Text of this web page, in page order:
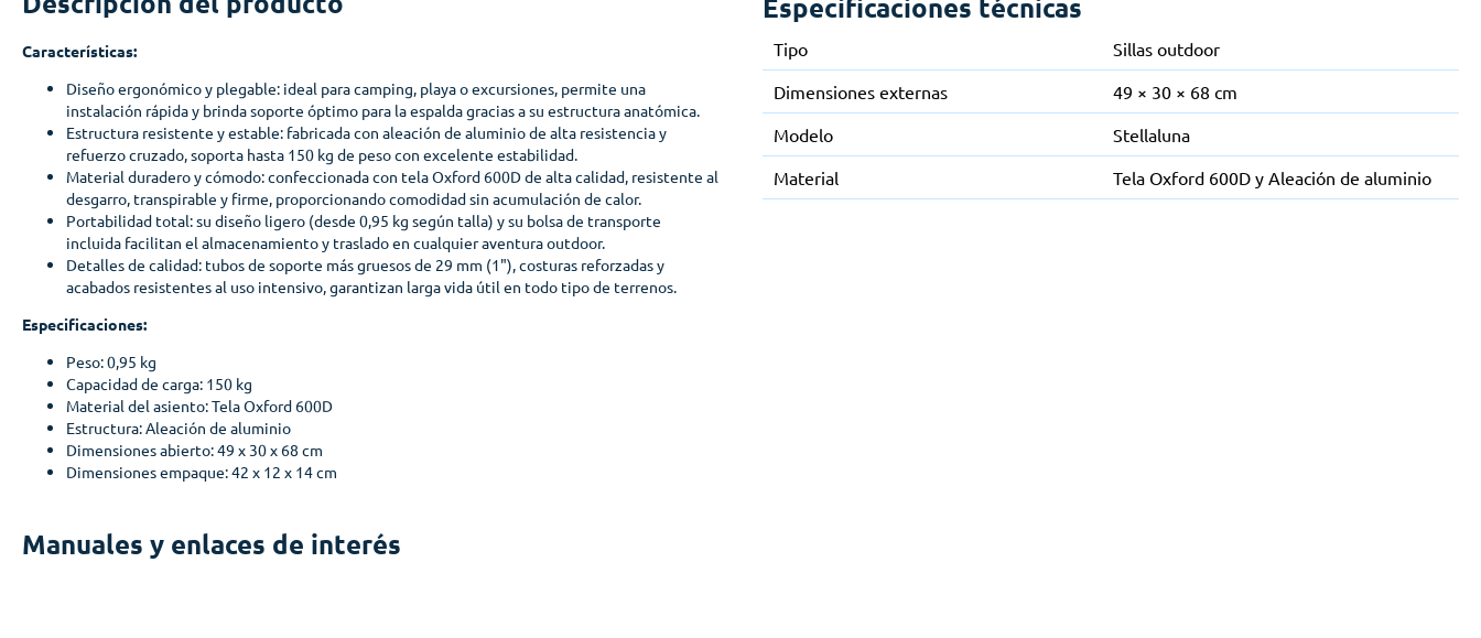
Características:
Diseño ergonómico y plegable: ideal para camping, playa o excursiones, permite una
instalación rápida y brinda soporte óptimo para la espalda gracias a su estructura anatómica.
Estructura resistente y estable: fabricada con aleación de aluminio de alta resistencia y
refuerzo cruzado, soporta hasta 150 kg de peso con excelente estabilidad.
Material duradero y cómodo: confeccionada con tela Oxford 600D de alta calidad, resistente al
desgarro, transpirable y firme, proporcionando comodidad sin acumulación de calor.
Portabilidad total: su diseño ligero (desde 0,95 kg según talla) y su bolsa de transporte
incluida facilitan el almacenamiento y traslado en cualquier aventura outdoor.
Detalles de calidad: tubos de soporte más gruesos de 29 mm (1"), costuras reforzadas y
acabados resistentes al uso intensivo, garantizan larga vida útil en todo tipo de terrenos.
Especificaciones:
Peso: 0,95 kg
Capacidad de carga: 150 kg
Material del asiento: Tela Oxford 600D
Estructura: Aleación de aluminio
Dimensiones abierto: 49 x 30 x 68 cm
Dimensiones empaque: 42 x 12 x 14 cm
Manuales y enlaces de interés
Especificaciones técnicas
Tipo
Sillas outdoor
Dimensiones externas
49 × 30 × 68 cm
Modelo
Stellaluna
Material
Tela Oxford 600D y Aleación de aluminio